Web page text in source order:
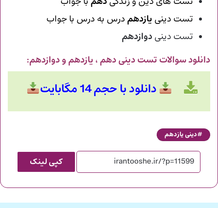
تست دینی یازدهم درس به درس با جواب
تست دینیدوازدهم
دانلود سوالات تست دینی دهم ، یازدهم و دوازدهم:
دانلود با حجم 14 مگابایت
دینی یازدهم
کپی لینک